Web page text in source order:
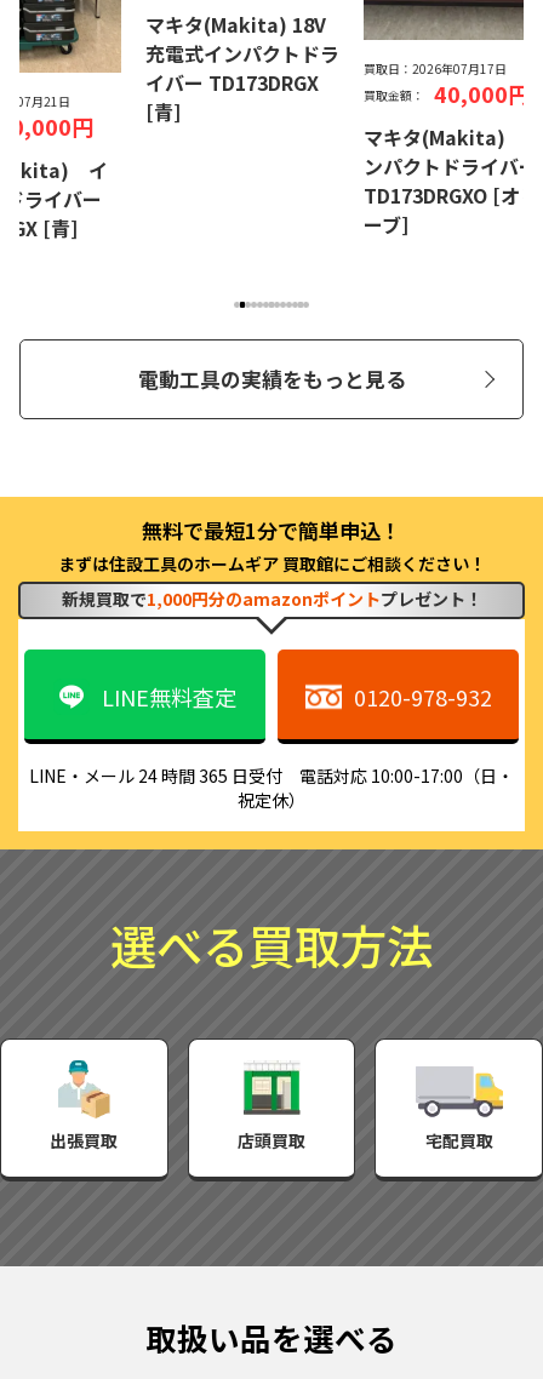
年07月21日
円
イ
ドライバー
[青]
マキタ(Makita) 18V
充電式インパクトドラ
イバー TD173DRGX
[青]
買取日： 2026年07月17日
買取金額：
40,000円
マキタ(Makita) イ
ンパクトドライバ
TD173DRGXO [オリ
ーブ]
電動工具の実績をもっと見る
まずは住設工具のホームギア 買取館にご相談ください！
新規買取で1,000円分のamazonポイントプレゼント！
LINE無料査定 0120-978-932
LINE・メール 24 時間 365 日受付　電話対応 10:00-17:00（日・
祝定休）
選べる買取方法
出張買取 店頭買取 宅配買取
取扱い品を選べる